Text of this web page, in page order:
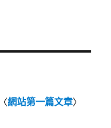
網站第一篇文章〉